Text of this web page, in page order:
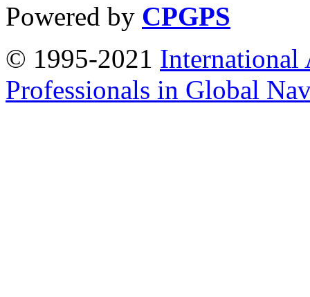
Powered by CPGPS
© 1995-2021 International
Professionals in Global